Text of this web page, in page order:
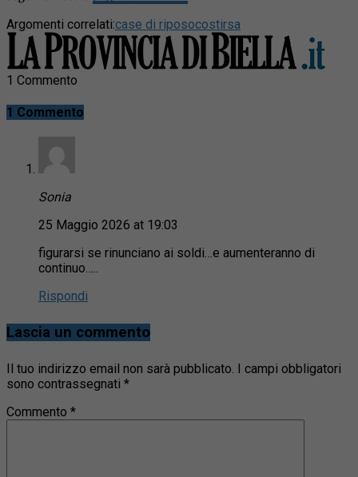
Argomenti correlati:case di riposocostirsa
1 Commento
1 Commento
Sonia
25 Maggio 2026 at 19:03
figurarsi se rinunciano ai soldi…e aumenteranno di
continuo…..
Rispondi
Lascia un commento
Il tuo indirizzo email non sarà pubblicato. I campi obbligatori
sono contrassegnati *
Commento *